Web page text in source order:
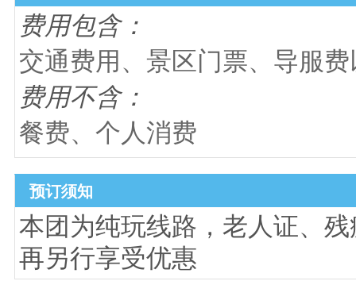
费用包含：
交通费用、景区门票、导服
费用不含：
餐费、个人消费
预订须知
本团为纯玩线路，老人证、
再另行享受优惠